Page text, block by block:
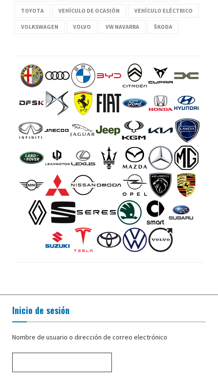
TOYOTA VEHÍCULO DE OCASIÓN VEHÍCULO ELÉCTRICO
VOLKSWAGEN VOLVO VW NAVARRA ŠKODA
Inicio de sesión
Nombre de usuario o dirección de correo electrónico